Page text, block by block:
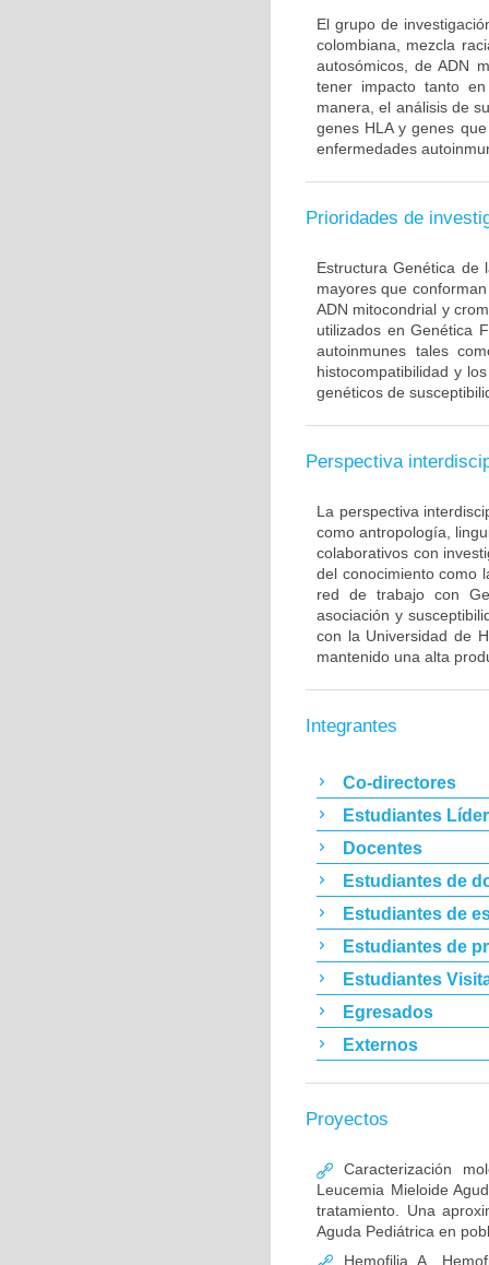
El grupo de
colombiana, mezcla
autosómicos, de ADN
tener impacto tanto
manera, el análisis de
genes HLA y genes
enfermedades
Prioridades de
Estructura Genética de
mayores que
ADN mitocondrial y
utilizados en Genética
autoinmunes tales
histocompatibilidad y
genéticos de
Perspectiva
La perspectiva
como antropología,
colaborativos con
del conocimiento como
red de trabajo con
asociación y
con la Universidad de
mantenido una alta
Integrantes
Co-directores
Estudiantes
Docentes
Estudiantes de
Estudiantes de
Estudiantes de
Estudiantes
Egresados
Externos
Proyectos
Caracterización
Leucemia Mieloide
tratamiento. Una
Aguda Pediátrica en
Hemofilia A,